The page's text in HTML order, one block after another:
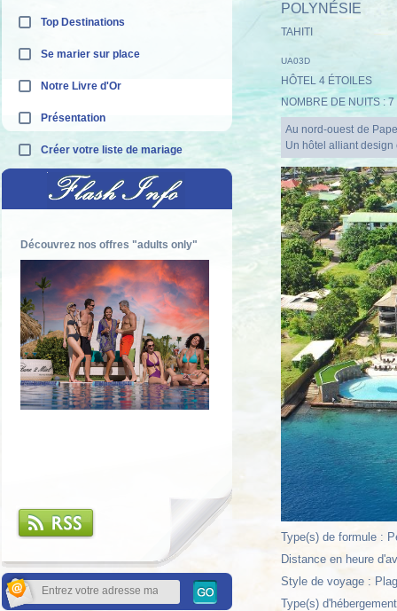
Top Destinations
Se marier sur place
Notre Livre d'Or
Présentation
Créer votre liste de mariage
Découvrez nos offres "adults only"
POLYNÉSIE
TAHITI
UA03D
HÔTEL 4 ÉTOILES
NOMBRE DE NUITS :
Au nord-ouest de
Un hôtel alliant design
Type(s) de formule :
Distance en heure
Style de voyage :
Type(s)